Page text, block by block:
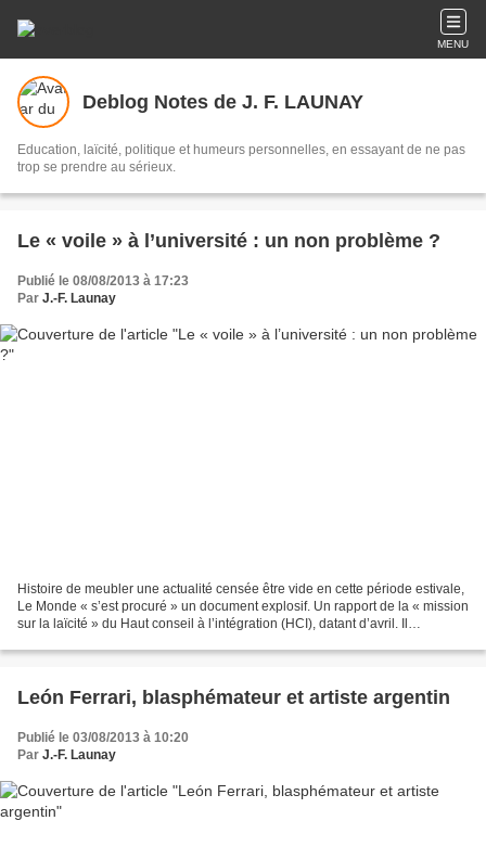
MENU
Deblog Notes de J. F. LAUNAY
Education, laïcité, politique et humeurs personnelles, en essayant de ne pas
trop se prendre au sérieux.
Le « voile » à l’université : un non problème ?
Publié le 08/08/2013 à 17:23
Par J.-F. Launay
Histoire de meubler une actualité censée être vide en cette période estivale,
Le Monde « s’est procuré » un document explosif. Un rapport de la « mission
sur la laïcité » du Haut conseil à l’intégration (HCI), datant d’avril. Il
León Ferrari, blasphémateur et artiste argentin
Publié le 03/08/2013 à 10:20
Par J.-F. Launay